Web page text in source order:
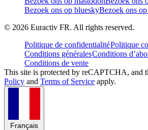
Bezoek ons op blueskyBezoek ons
© 2026 Euractiv FR. All rights reserved.
Politique de confidentialitéPolitique
Conditions généralesConditions
Conditions de vente
This site is protected by reCAPTCHA, and
Policy and Terms of Service apply.
Français